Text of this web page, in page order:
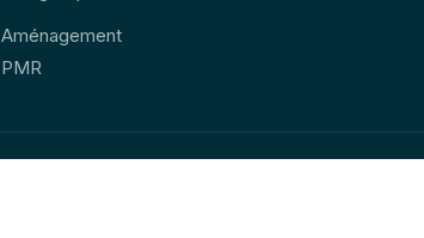
Aménagement
PMR